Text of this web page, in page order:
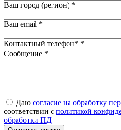
Ваш город (регион) *
Ваш email *
Контактный телефон* *
Сообщение *
Даю согласие на обработку
соответствии с политикой
обработки ПД
Даю согласие на обработку
соответствии с политикой
обработки ПД